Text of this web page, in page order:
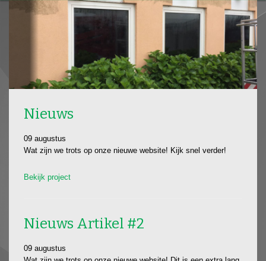
Nieuws
09 augustus
Wat zijn we trots op onze nieuwe website! Kijk snel verder!
Bekijk project
Nieuws Artikel #2
09 augustus